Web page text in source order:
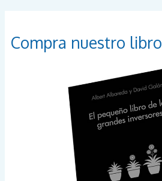
rCompra nuestro libro